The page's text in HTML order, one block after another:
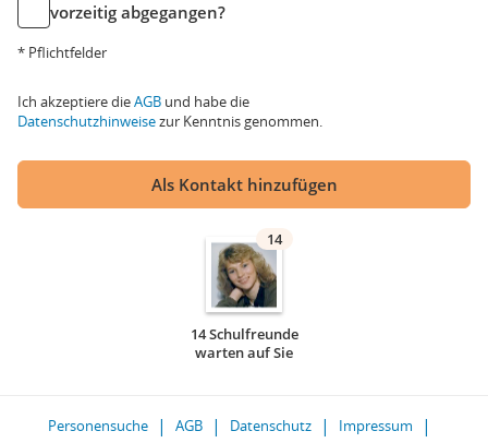
vorzeitig abgegangen?
* Pflichtfelder
Ich akzeptiere dieAGB und habe die
Datenschutzhinweisezur Kenntnis genommen.
Als Kontakt hinzufügen
14
14 Schulfreunde
warten auf Sie
Personensuche AGB Datenschutz
Impressum